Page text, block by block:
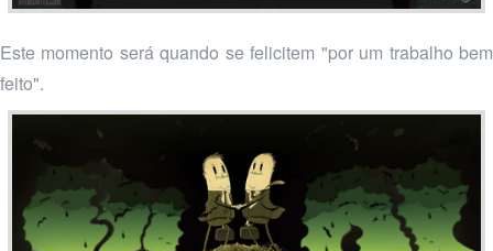
Este momento será quando se felicitem "por um trabalho bem
feito".